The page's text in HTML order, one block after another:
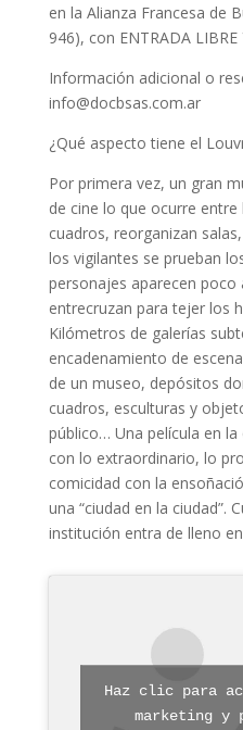
en la Alianza Francesa de
946), con ENTRADA LIBRE
Información adicional o
info@docbsas.com.ar
¿Qué aspecto tiene el
Por primera vez, un gran
de cine lo que ocurre entre
cuadros, reorganizan
los vigilantes se prueban
personajes aparecen
entrecruzan para tejer los
Kilómetros de galerías
encadenamiento de
de un museo, depósitos
cuadros, esculturas y
público… Una película en
con lo extraordinario, lo
comicidad con la
una “ciudad en la ciudad”.
institución entra de lleno
Haz clic para
marketing y